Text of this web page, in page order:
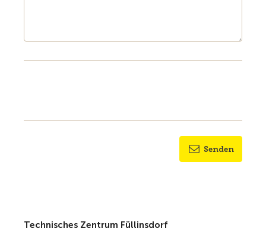
Senden
Technisches Zentrum Füllinsdorf